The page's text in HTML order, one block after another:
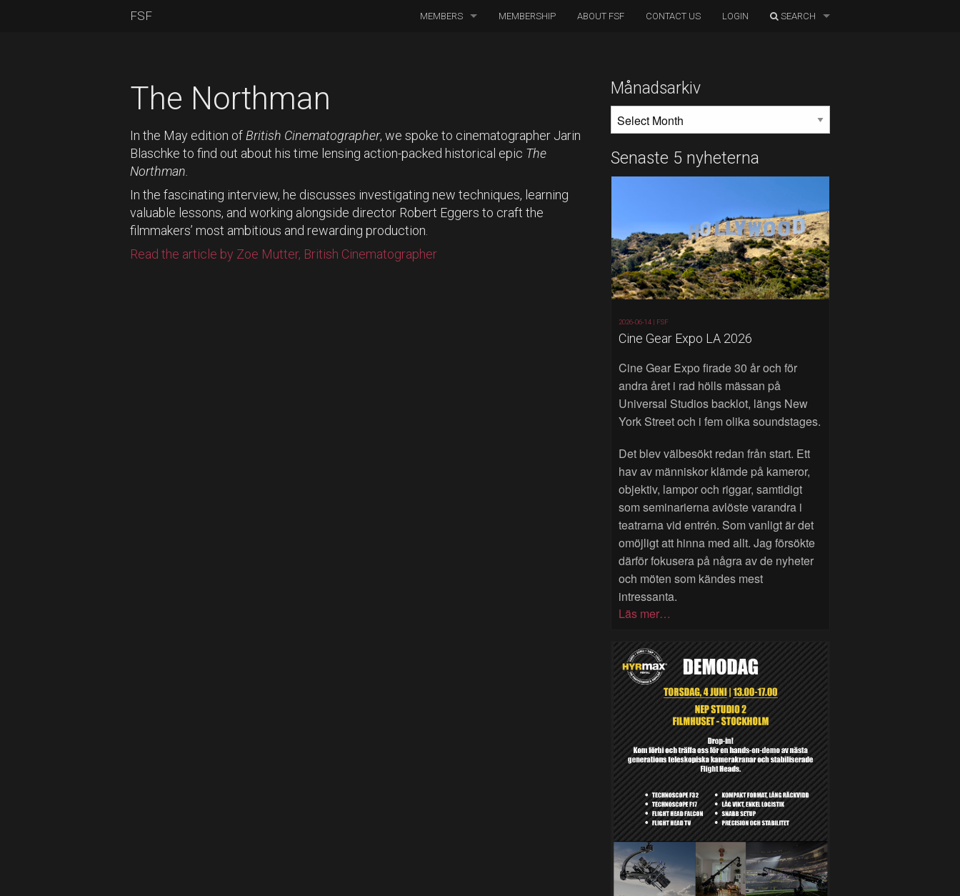
FSF MEMBERS
HONORARY MEMBERS
IN MEMORIAM
MEMBERSHIP ABOUT FSF CONTACT US LOGIN SEARCH
The Northman
In the May edition of British Cinematographer, we spoke to cinematographer Jarin
Blaschke to find out about his time lensing action-packed historical epic The
Northman.
In the fascinating interview, he discusses investigating new techniques, learning
valuable lessons, and working alongside director Robert Eggers to craft the
filmmakers’ most ambitious and rewarding production.
Read the article by Zoe Mutter, British Cinematographer
Månadsarkiv
Senaste 5 nyheterna
2026-06-14 | FSF
Cine Gear Expo LA 2026
Cine Gear Expo firade 30 år och för
andra året i rad hölls mässan på
Universal Studios backlot, längs New
York Street och i fem olika soundstages.
Det blev välbesökt redan från start. Ett
hav av människor klämde på kameror,
objektiv, lampor och riggar, samtidigt
som seminarierna avlöste varandra i
teatrarna vid entrén. Som vanligt är det
omöjligt att hinna med allt. Jag försökte
därför fokusera på några av de nyheter
och möten som kändes mest
intressanta.
Läs mer…